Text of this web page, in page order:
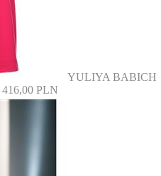
YULIYA BABICH
416,00 PLN